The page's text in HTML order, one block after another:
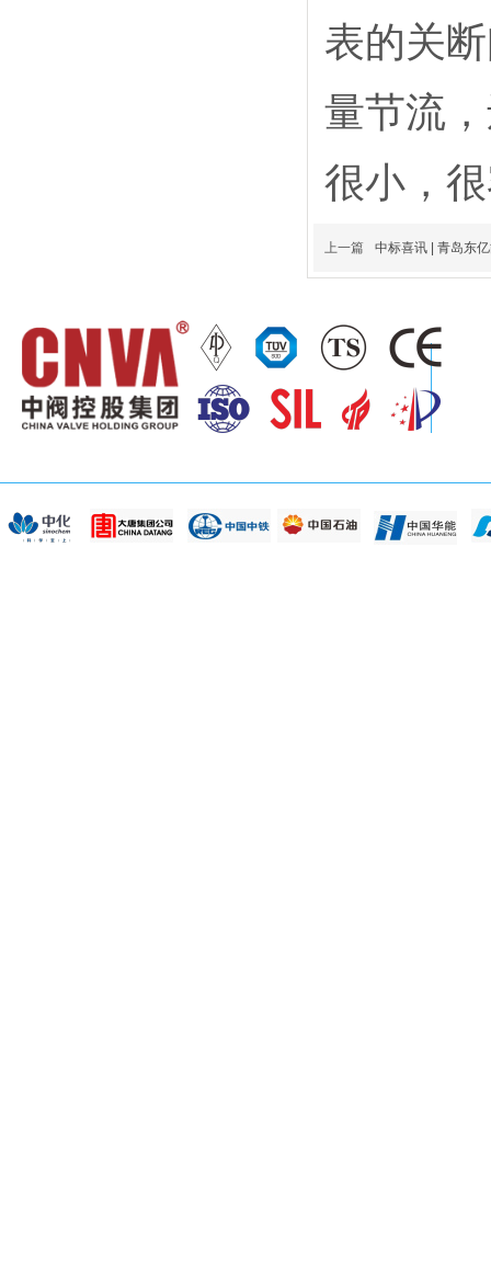
表的关
量节流
很小，
上一篇 中标喜讯 | 青岛东